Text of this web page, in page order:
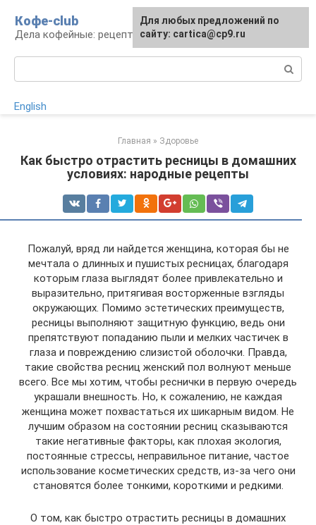
контенту
Кофе-club
Дела кофейные: рецепты и приготовление
English
Главная » Здоровье
Как быстро отрастить ресницы в домашних
условиях: народные рецепты
Пожалуй, вряд ли найдется женщина, которая бы не
мечтала о длинных и пушистых ресницах, благодаря
которым глаза выглядят более привлекательно и
выразительно, притягивая восторженные взгляды
окружающих. Помимо эстетических преимуществ,
ресницы выполняют защитную функцию, ведь они
препятствуют попаданию пыли и мелких частичек в
глаза и повреждению слизистой оболочки. Правда,
такие свойства ресниц женский пол волнуют меньше
всего. Все мы хотим, чтобы реснички в первую очередь
украшали внешность. Но, к сожалению, не каждая
женщина может похвастаться их шикарным видом. Не
лучшим образом на состоянии ресниц сказываются
такие негативные факторы, как плохая экология,
постоянные стрессы, неправильное питание, частое
использование косметических средств, из-за чего они
становятся более тонкими, короткими и редкими.
О том, как быстро отрастить ресницы в домашних
Для любых предложений по
сайту: cartica@cp9.ru